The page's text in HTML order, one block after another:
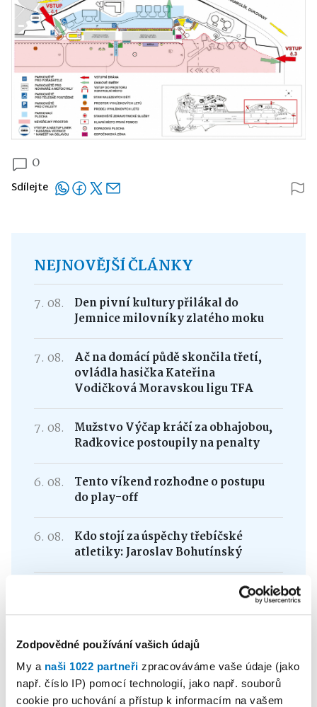
Zodpovědné používání vašich údajů
My a naši 1022 partneři zpracováváme vaše údaje (jako
např. číslo IP) pomocí technologií, jako např. souborů
cookie pro uchování a přístup k informacím na vašem
0
Sdílejte
NEJNOVĚJŠÍ ČLÁNKY
7. 08.
Den pivní kultury přilákal do
Jemnice milovníky zlatého moku
7. 08.
Ač na domácí půdě skončila třetí,
ovládla hasička Kateřina
Vodičková Moravskou ligu TFA
7. 08.
Mužstvo Výčap kráčí za obhajobou,
Radkovice postoupily na penalty
6. 08.
Tento víkend rozhodne o postupu
do play-off
6. 08.
Kdo stojí za úspěchy třebíčské
atletiky: Jaroslav Bohutínský
Dříve mlčením přecházené téma se